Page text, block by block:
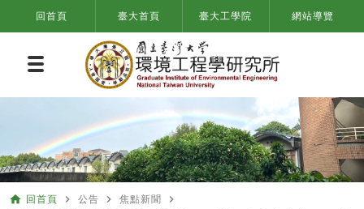
回首頁 臺大首頁 臺大工學院 網站導覽
home 回首頁 navigate_next 公告 navigate_next 焦點新聞 navigate_next